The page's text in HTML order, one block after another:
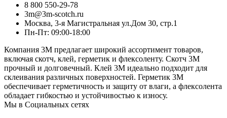
8 800 550-29-78
3m@3m-scotch.ru
Москва, 3-я Магистральная ул.Дом 30, стр.1
Пн-Пт: 09:00-18:00
Компания 3M предлагает широкий ассортимент товаров,
включая скотч, клей, герметик и флексоленту. Скотч 3M
прочный и долговечный. Клей 3M идеально подходит для
склеивания различных поверхностей. Герметик 3M
обеспечивает герметичность и защиту от влаги, а флексолента
обладает гибкостью и устойчивостью к износу.
Мы в Социальных сетях